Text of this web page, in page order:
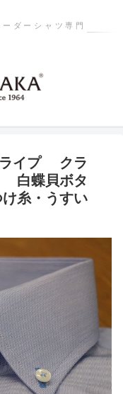
ダーシャツ専門
ライプ クラ
白蝶貝ボタ
糸・うすい